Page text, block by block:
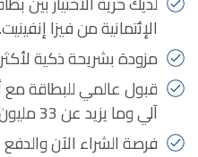
الإئتمانية من فيزا إنفينيت.
مزودة بشريحة ذكية
آلي وما يزيد عن 33 مليون نقطة بيع لسداد المدفوعات.
فرصة الشراء الآن